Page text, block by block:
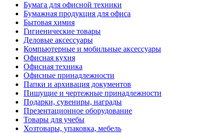
Бумага для офисной техники
Бумажная продукция для офиса
Бытовая химия
Гигиенические товары
Деловые аксессуары
Компьютерные и мобильные аксессуары
Офисная кухня
Офисная техника
Офисные принадлежности
Папки и архивация документов
Пишущие и чертежные принадлежности
Подарки, сувениры, награды
Презентационное оборудование
Товары для учебы
Хозтовары, упаковка, мебель